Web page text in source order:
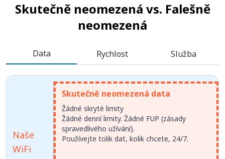
Skutečně neomezená vs. Falešně
neomezená
Data Rychlost Služba
Naše
WiFi
Skutečně neomezená data
Žádné skryté limity
Žádné denní limity. Žádné FUP (zásady
spravedlivého užívání).
Používejte tolik dat, kolik chcete, 24/7.